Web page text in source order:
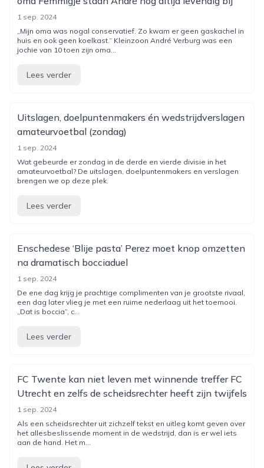
1 sep. 2024
„Mijn oma was nogal conservatief. Zo kwam er geen gaskachel in
huis en ook geen koelkast.” Kleinzoon André Verburg was een
jochie van 10 toen zijn oma...
Lees verder
Uitslagen, doelpuntenmakers én wedstrijdverslagen
amateurvoetbal (zondag)
1 sep. 2024
Wat gebeurde er zondag in de derde en vierde divisie in het
amateurvoetbal? De uitslagen, doelpuntenmakers en verslagen
brengen we op deze plek.
Lees verder
Enschedese ‘Blije pasta’ Perez moet knop omzetten
na dramatisch bocciaduel
1 sep. 2024
De ene dag krijg je prachtige complimenten van je grootste rivaal,
een dag later vlieg je met een ruime nederlaag uit het toernooi.
„Dat is boccia”, c...
Lees verder
FC Twente kan niet leven met winnende treffer FC
Utrecht en zelfs de scheidsrechter heeft zijn twijfels
1 sep. 2024
Als een scheidsrechter uit zichzelf tekst en uitleg komt geven over
het allesbeslissende moment in de wedstrijd, dan is er wel iets
aan de hand. Het m...